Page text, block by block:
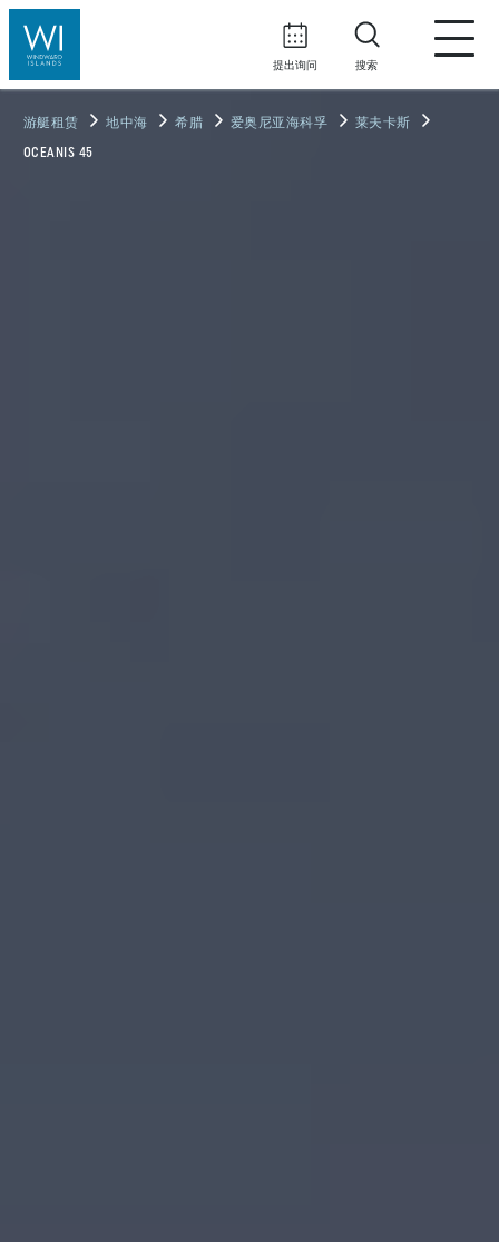
提出询问 搜索
游艇租赁 地中海 希腊 爱奥尼亚海科孚 莱夫卡斯
OCEANIS 45